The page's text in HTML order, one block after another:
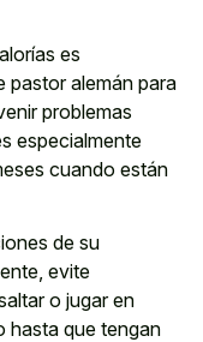
es
pastor alemán para
problemas
especialmente
cuando están
de su
evite
o jugar en
hasta que tengan